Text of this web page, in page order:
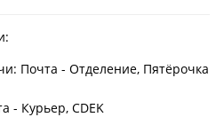
Почта - Отделение, Пятёрочка
- Курьер, CDEK